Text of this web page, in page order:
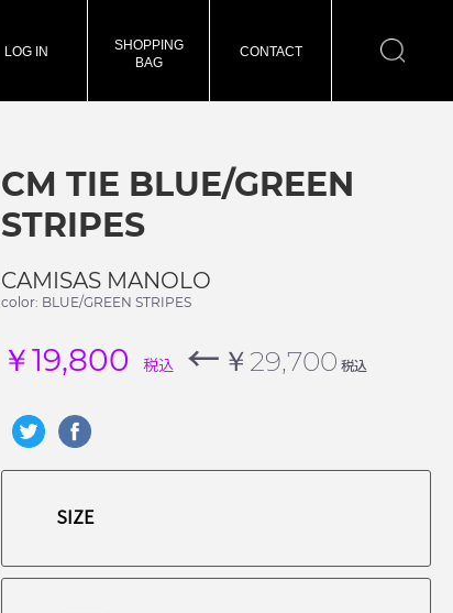
LOG IN
SHOPPING
BAG
CONTACT
CM TIE BLUE/GREEN
STRIPES
CAMISAS MANOLO
color: BLUE/GREEN STRIPES
￥19,800 税込 ← ￥29,700 税込